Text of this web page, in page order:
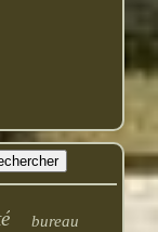
bureau